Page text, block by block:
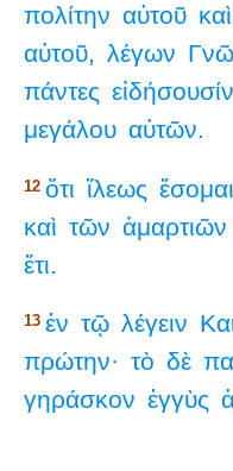
πολίτην αὐτοῦ καὶ
αὐτοῦ, λέγων
πάντες εἰδήσουσίν
μεγάλου αὐτῶν.
12 ὅτι ἵλεως ἔσομαι
καὶ τῶν ἁμαρτιῶν
ἔτι.
13 ἐν τῷ λέγειν
πρώτην· τὸ δὲ
γηράσκον ἐγγὺς